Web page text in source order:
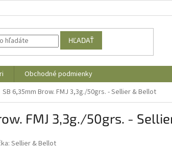
HĽADAŤ
Obchodné podmienky
SB 6,35mm Brow. FMJ 3,3g./50grs. - Sellier & Bellot
FMJ 3,3g./50grs. -
Sellier & Bellot